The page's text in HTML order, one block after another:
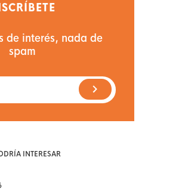
de interés, nada de
spam
INTERESAR